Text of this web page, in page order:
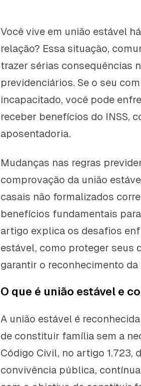
Você vive em união estável
relação? Essa situação,
trazer sérias consequências
previdenciários. Se o seu
incapacitado, você pode
receber benefícios do INSS,
aposentadoria.
Mudanças nas regras
comprovação da união
casais não formalizados
benefícios fundamentais
artigo explica os desafios
estável, como proteger seus
garantir o reconhecimento da
O que é união estável e
A união estável é
de constituir família sem a
Código Civil, no artigo 1.723,
convivência pública,